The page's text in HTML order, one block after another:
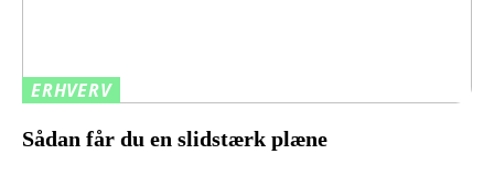
ERHVERV
Sådan får du en slidstærk plæne